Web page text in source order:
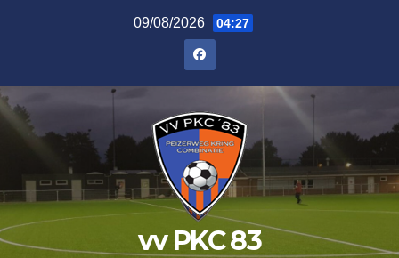
09/08/2026 04:27
vv PKC 83